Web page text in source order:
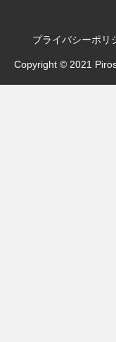
プライバシーポリ
Copyright © 2021